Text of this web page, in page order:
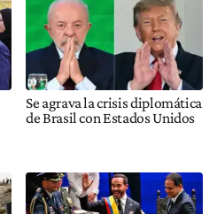
Se agrava la crisis diplomática
de Brasil con Estados Unidos